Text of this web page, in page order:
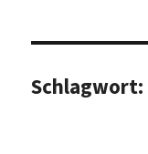
Schlagwort: